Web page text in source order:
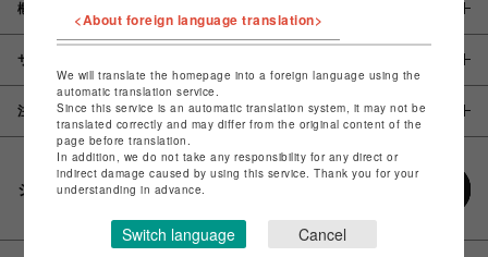
概要
サイズ
注意事項
シェアする
<About foreign language translation>
We will translate the homepage into a foreign language using the
automatic translation service.
Since this service is an automatic translation system, it may not be
translated correctly and may differ from the original content of the
page before translation.
In addition, we do not take any responsibility for any direct or
indirect damage caused by using this service. Thank you for your
understanding in advance.
Switch language Cancel